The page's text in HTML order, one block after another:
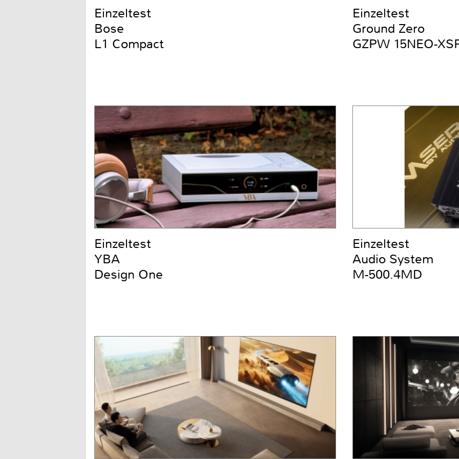
Einzeltest
Bose
L1 Compact
Einzeltest
Ground Zero
GZPW 15NEO-
Einzeltest
YBA
Design One
Einzeltest
Audio System
M-500.4MD